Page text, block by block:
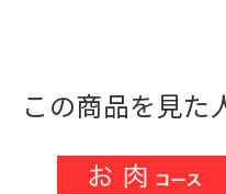
この商品を見た